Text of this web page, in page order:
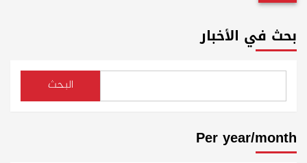
بحث في الأخبار
البحث
Per year/month